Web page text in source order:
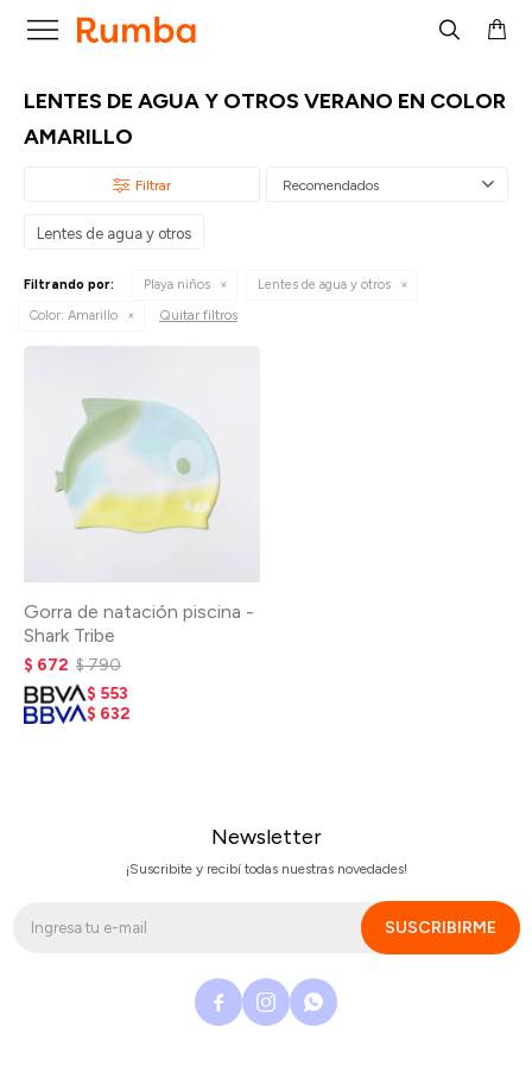

LENTES DE AGUA Y OTROS VERANO EN COLOR
AMARILLO
Recomendados
Lentes de agua y otros
Filtrando por: Playa niños
Lentes de agua y otros
Color: Amarillo Quitar filtros
Gorra de natación piscina -
Shark Tribe
$ 672 $790
$ 553
$ 632
Newsletter
¡Suscribite y recibí todas nuestras novedades!
SUSCRIBIRME
  